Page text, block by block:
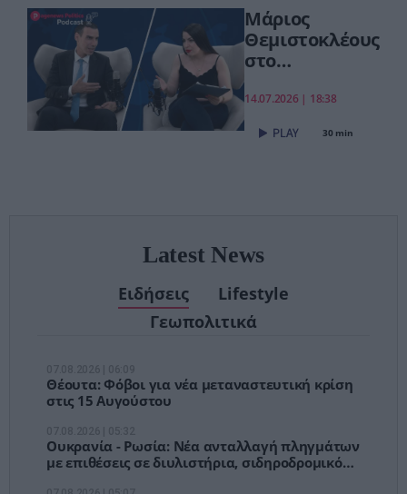
δυναμικά»
Μάριος
Θεμιστοκλέους
στο
«Το νέο ΕΣΥ
είναι ήδη εδώ
– Τέλος στις
14.07.2026 | 18:38
30 min
Latest News
Ειδήσεις
Lifestyle
Γεωπολιτικά
Θέουτα: Φόβοι για νέα μεταναστευτική κρίση
στις 15 Αυγούστου
Ουκρανία - Ρωσία: Νέα ανταλλαγή πληγμάτων
με επιθέσεις σε διυλιστήρια, σιδηροδρομικό